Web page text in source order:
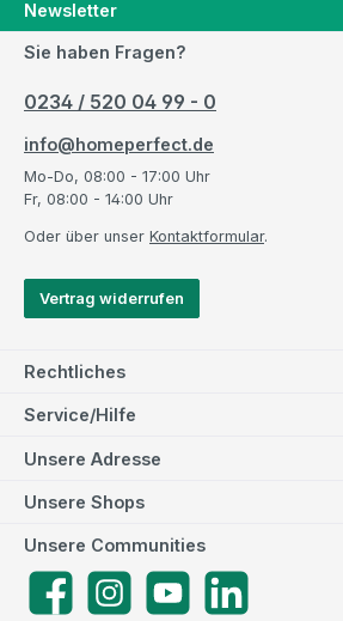
Newsletter
Sie haben Fragen?
0234 / 520 04 99 - 0
info@homeperfect.de
Mo-Do, 08:00 - 17:00 Uhr
Fr, 08:00 - 14:00 Uhr
Oder über unser Kontaktformular.
Vertrag widerrufen
Rechtliches
Service/Hilfe
Unsere Adresse
Unsere Communities
FacebookInstagramYouTube
Unsere Shops